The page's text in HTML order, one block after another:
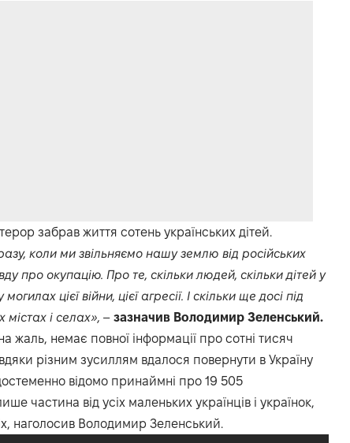
забрав життя сотень українських дітей.
коли ми звільняємо нашу землю від російських
про окупацію. Про те, скільки людей, скільки дітей у
цієї війни, цієї агресії. І скільки ще досі під
і селах», – зазначив Володимир Зеленський.
жаль, немає повної інформації про сотні тисяч
різним зусиллям вдалося повернути в Україну
відомо принаймні про 19 505
частина від усіх маленьких українців і українок,
наголосив Володимир Зеленський.